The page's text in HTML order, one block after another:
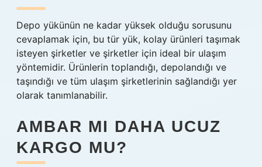
Depo yükünün ne kadar yüksek olduğu sorusunu
cevaplamak için, bu tür yük, kolay ürünleri taşımak
isteyen şirketler ve şirketler için ideal bir ulaşım
yöntemidir. Ürünlerin toplandığı, depolandığı ve
taşındığı ve tüm ulaşım şirketlerinin sağlandığı yer
olarak tanımlanabilir.
AMBAR MI DAHA UCUZ
KARGO MU?